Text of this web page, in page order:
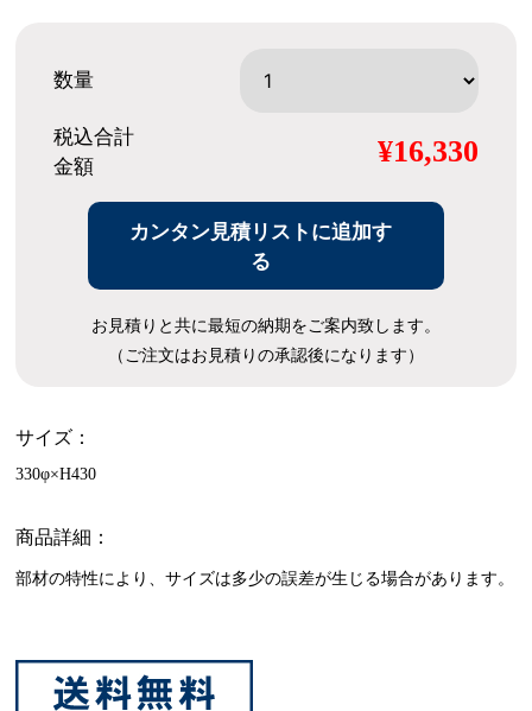
数量
税込合計
金額
¥16,330
カンタン見積リストに追加す
る
お見積りと共に最短の納期をご案内致します。
（ご注文はお見積りの承認後になります）
サイズ：
330φ×H430
商品詳細：
部材の特性により、サイズは多少の誤差が生じる場合があります。